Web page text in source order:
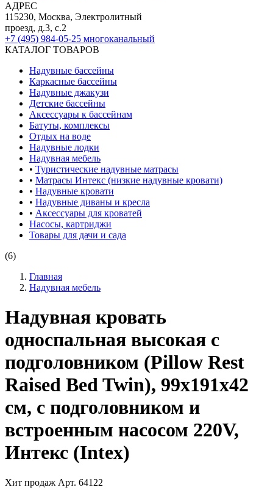
АДРЕС
115230, Москва, Электролитный
проезд, д.3, с.2
+7 (495) 984-05-25 многоканальный
КАТАЛОГ ТОВАРОВ
Надувные бассейны
Каркасные бассейны
Надувные джакузи
Детские бассейны
Аксессуары к бассейнам
Батуты, комплексы
Отдых на воде
Надувные лодки
Надувная мебель
• Туристические надувные матрасы
• Матрасы Интекс (низкие надувные кровати)
• Надувные кровати
• Надувные диваны и кресла
• Аксессуары для кроватей
Насосы, картриджи
Товары для дачи и сада
(6)
Главная
Надувная мебель
Надувная кровать
односпальная высокая с
подголовником (Pillow Rest
Raised Bed Twin), 99х191х42
см, с подголовником и
встроенным насосом 220V,
Интекс (Intex)
Хит продаж Арт. 64122